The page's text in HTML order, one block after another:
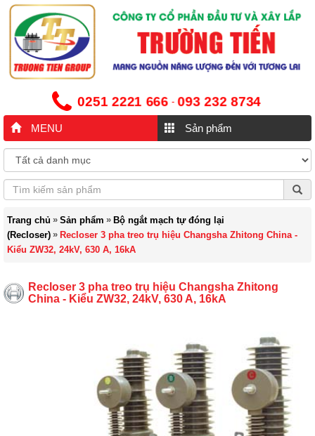
0251 2221 666 -093 232 8734
MENU Sản phẩm
Trang chủ » Sản phẩm » Bộ ngắt mạch tự đóng lại
(Recloser) » Recloser 3 pha treo trụ hiệu Changsha Zhitong China -
Kiểu ZW32, 24kV, 630 A, 16kA
Recloser 3 pha treo trụ hiệu Changsha Zhitong
China - Kiểu ZW32, 24kV, 630 A, 16kA